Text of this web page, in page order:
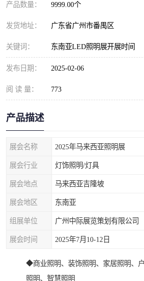
产品数量： 9999.00个
发货地址： 广东省广州市番禺区
关键词： 东南亚LED照明展开展时间
发布日期： 2025-02-06
阅 读 量： 773
产品描述
展会名称 2025年马来西亚照明展
展会行业 灯饰照明/灯具
展会地点 马来西亚吉隆坡
展会地区 东南亚
组展单位 广州中际展览策划有限公司
展会时间 2025年7月10-12日
◆商业照明、装饰照明、家居照明、
照明、智慧照明